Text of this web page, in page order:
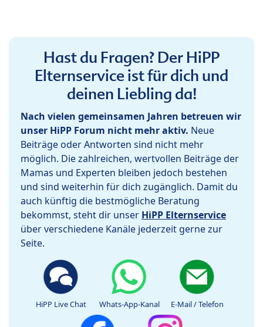
Hast du Fragen? Der HiPP
Elternservice ist für dich und
deinen Liebling da!
Nach vielen gemeinsamen Jahren betreuen wir
unser HiPP Forum nicht mehr aktiv. Neue
Beiträge oder Antworten sind nicht mehr
möglich. Die zahlreichen, wertvollen Beiträge der
Mamas und Experten bleiben jedoch bestehen
und sind weiterhin für dich zugänglich. Damit du
auch künftig die bestmögliche Beratung
bekommst, steht dir unser HiPP Elternservice
über verschiedene Kanäle jederzeit gerne zur
Seite.
HiPP Live Chat Whats-App-Kanal E-Mail / Telefon